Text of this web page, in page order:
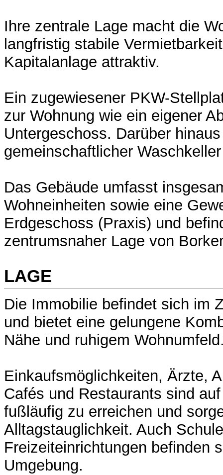
Ihre zentrale Lage macht die
langfristig stabile
Kapitalanlage attraktiv.
Ein zugewiesener PKW-
zur Wohnung wie ein eigener
Untergeschoss. Darüber
gemeinschaftlicher
Das Gebäude umfasst
Wohneinheiten sowie eine
Erdgeschoss (Praxis) und
zentrumsnaher Lage von
LAGE
Die Immobilie befindet sich im
und bietet eine gelungene
Nähe und ruhigem
Einkaufsmöglichkeiten, Ärzte,
Cafés und Restaurants sind
fußläufig zu erreichen und
Alltagstauglichkeit. Auch
Freizeiteinrichtungen befinden
Umgebung.